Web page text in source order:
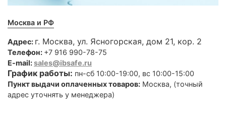
Москва и РФ
Адрес: г. Москва, ул. Ясногорская, дом 21, кор. 2
Телефон: +7 916 990-78-75
E-mail:sales@ibsafe.ru
График работы: пн-сб 10:00-19:00, вс 10:00-15:00
Пункт выдачи оплаченных товаров: Москва, (точный
адрес уточнять у менеджера)